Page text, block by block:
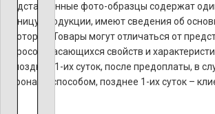
Представленные фото-образцы содержат
единицу продукции, имеют сведения об
Некоторые Товары могут отличаться от
вопросов, касающихся свойств и
Не позднее 1-их суток, после предоплаты, в
сторонами способом, позднее 1-их суток –